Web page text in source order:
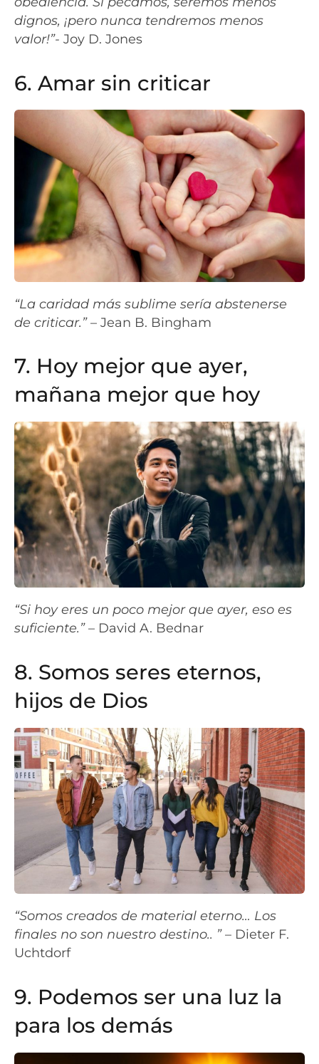
dignos, ¡pero nunca tendremos menos
valor!”- Joy D. Jones
6. Amar sin criticar
“La caridad más sublime sería abstenerse
de criticar.”– Jean B. Bingham
7. Hoy mejor que ayer,
mañana mejor que hoy
“Si hoy eres un poco mejor que ayer, eso es
suficiente.”– David A. Bednar
8. Somos seres eternos,
hijos de Dios
“Somos creados de material eterno… Los
finales no son nuestro destino.. ”– Dieter F.
Uchtdorf
9. Podemos ser una luz la
para los demás